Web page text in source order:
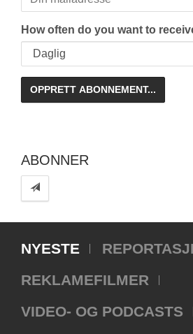
How often do you want to
ABONNER
NYESTE
REKLAMEFILMER
VIDEO- OG PODCASTS